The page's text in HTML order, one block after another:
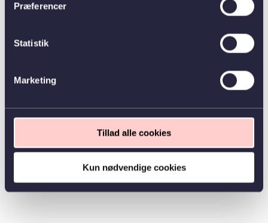
Præferencer
Statistik
Marketing
Tillad alle cookies
Kun nødvendige cookies